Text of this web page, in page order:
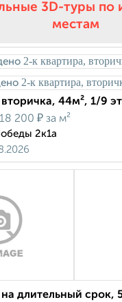
3D-туры по
местам
44м², 1/9
200 ₽ за м²
2к1а
длительный срок,